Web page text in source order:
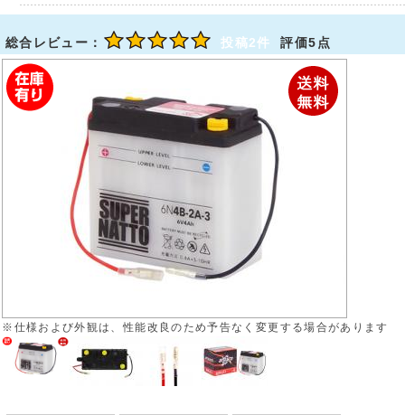
総合レビュー： 投稿2件 評価5点
※仕様および外観は、性能改良のため予告なく変更する場合があります